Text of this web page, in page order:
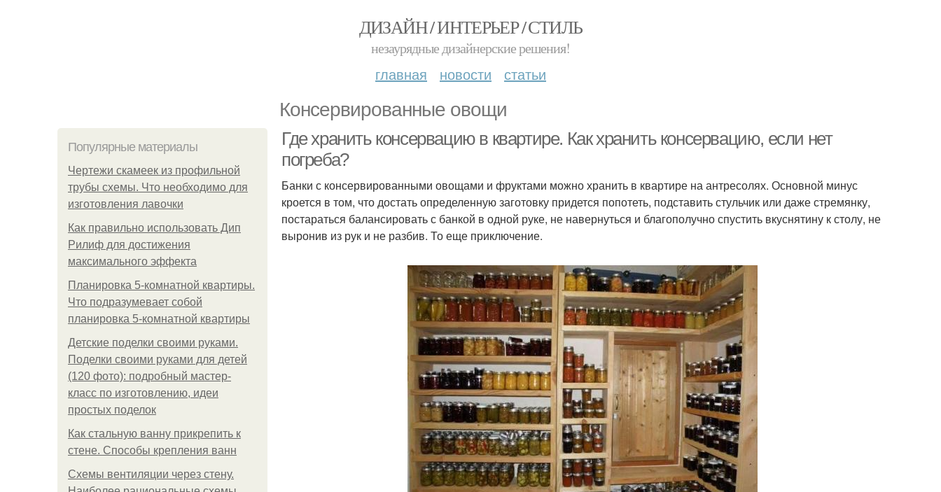
ДИЗАЙН / ИНТЕРЬЕР / СТИЛЬ
незаурядные дизайнерские решения!
главная новости статьи
Консервированные овощи
Популярные материалы
Чертежи скамеек из профильной
трубы схемы. Что необходимо для
изготовления лавочки
Как правильно использовать Дип
Рилиф для достижения
максимального эффекта
Планировка 5-комнатной квартиры.
Что подразумевает собой
планировка 5-комнатной квартиры
Детские поделки своими руками.
Поделки своими руками для детей
(120 фото): подробный мастер-
класс по изготовлению, идеи
простых поделок
Как стальную ванну прикрепить к
стене. Способы крепления ванн
Схемы вентиляции через стену.
Где хранить консервацию в квартире. Как хранить консервацию, если нет
погреба?
Банки с консервированными овощами и фруктами можно хранить в квартире на антресолях. Основной минус
кроется в том, что достать определенную заготовку придется попотеть, подставить стульчик или даже стремянку,
постараться балансировать с банкой в одной руке, не навернуться и благополучно спустить вкуснятину к столу, не
выронив из рук и не разбив. То еще приключение.